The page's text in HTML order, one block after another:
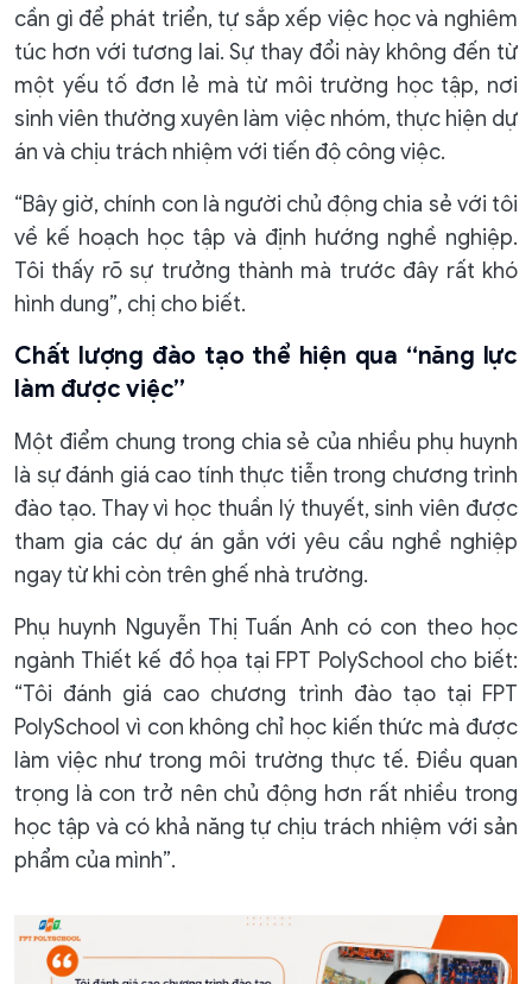
cần gì để phát triển, tự sắp xếp việc học và nghiêm
túc hơn với tương lai. Sự thay đổi này không đến từ
một yếu tố đơn lẻ mà từ môi trường học tập, nơi
sinh viên thường xuyên làm việc nhóm, thực hiện dự
án và chịu trách nhiệm với tiến độ công việc.
“Bây giờ, chính con là người chủ động chia sẻ với tôi
về kế hoạch học tập và định hướng nghề nghiệp.
Tôi thấy rõ sự trưởng thành mà trước đây rất khó
hình dung”, chị cho biết.
Chất lượng đào tạo thể hiện qua “năng lực
làm được việc”
Một điểm chung trong chia sẻ của nhiều phụ huynh
là sự đánh giá cao tính thực tiễn trong chương trình
đào tạo. Thay vì học thuần lý thuyết, sinh viên được
tham gia các dự án gắn với yêu cầu nghề nghiệp
ngay từ khi còn trên ghế nhà trường.
Phụ huynh Nguyễn Thị Tuấn Anh có con theo học
ngành Thiết kế đồ họa tại FPT PolySchool cho biết:
“Tôi đánh giá cao chương trình đào tạo tại FPT
PolySchool vì con không chỉ học kiến thức mà được
làm việc như trong môi trường thực tế. Điều quan
trọng là con trở nên chủ động hơn rất nhiều trong
học tập và có khả năng tự chịu trách nhiệm với sản
phẩm của mình”.